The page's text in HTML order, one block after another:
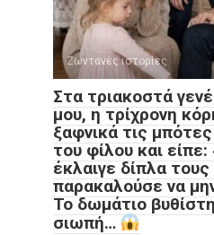
Ζωντανές ιστορίες
Στα τριακοστά
μου, η τρίχρονη
ξαφνικά τις
του φίλου και
έκλαιγε δίπλα τους
παρακαλούσε να
Το δωμάτιο
σιωπή…